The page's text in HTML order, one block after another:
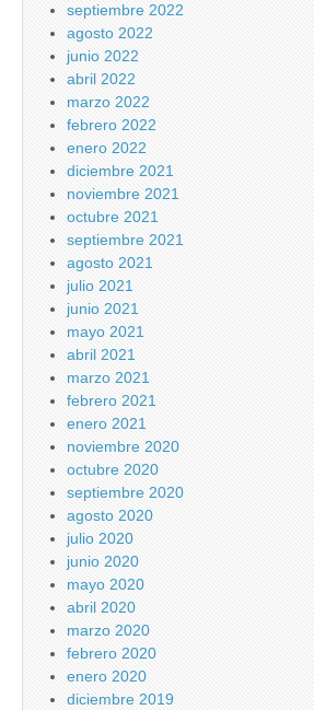
septiembre 2022
agosto 2022
junio 2022
abril 2022
marzo 2022
febrero 2022
enero 2022
diciembre 2021
noviembre 2021
octubre 2021
septiembre 2021
agosto 2021
julio 2021
junio 2021
mayo 2021
abril 2021
marzo 2021
febrero 2021
enero 2021
noviembre 2020
octubre 2020
septiembre 2020
agosto 2020
julio 2020
junio 2020
mayo 2020
abril 2020
marzo 2020
febrero 2020
enero 2020
diciembre 2019